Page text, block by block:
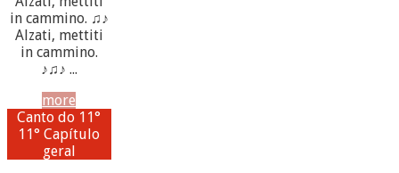
in cammino. ♫♪
Alzati, mettiti
in cammino.
♪♫♪ ...
more
Canto do 11°
11° Capítulo
geral